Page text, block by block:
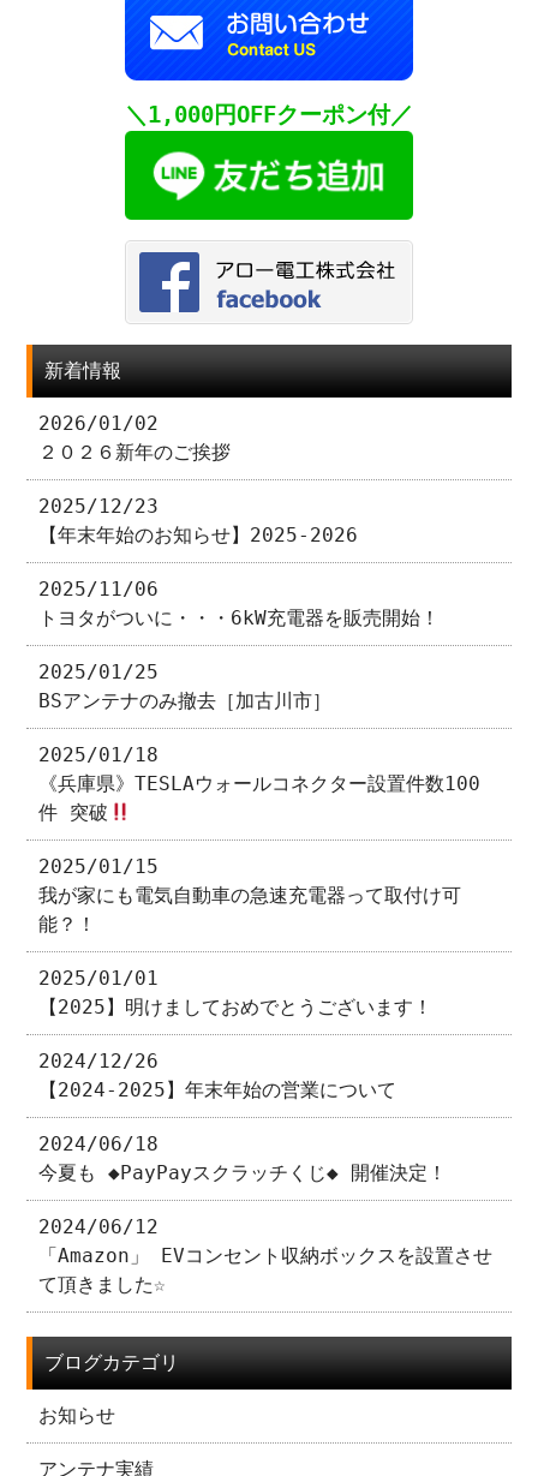
＼1,000円OFFクーポン付／
新着情報
2026/01/02
２０２６新年のご挨拶
2025/12/23
【年末年始のお知らせ】2025-2026
2025/11/06
トヨタがついに・・・6kW充電器を販売開始！
2025/01/25
BSアンテナのみ撤去［加古川市］
2025/01/18
《兵庫県》TESLAウォールコネクター設置件数100
件 突破
2025/01/15
我が家にも電気自動車の急速充電器って取付け可
能？！
2025/01/01
【2025】明けましておめでとうございます！
2024/12/26
【2024-2025】年末年始の営業について
2024/06/18
今夏も ◆PayPayスクラッチくじ◆ 開催決定！
2024/06/12
「Amazon」 EVコンセント収納ボックスを設置させ
て頂きました☆
ブログカテゴリ
お知らせ
アンテナ実績